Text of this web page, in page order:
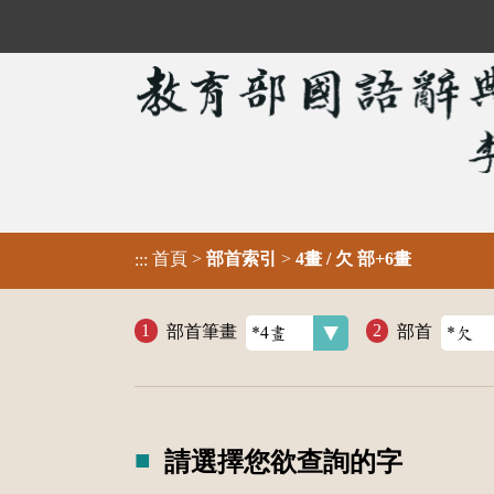
::: 首頁 > 部首索引 > 4畫 / 欠 部+6畫
部首筆畫 部首
請選擇您欲查詢的字